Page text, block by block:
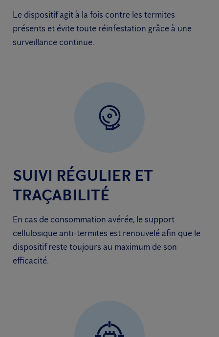
Le dispositif agit à la fois contre les termites
présents et évite toute réinfestation grâce à une
surveillance continue.
SUIVI RÉGULIER ET
TRAÇABILITÉ
En cas de consommation avérée, le support
cellulosique anti-termites est renouvelé afin que le
dispositif reste toujours au maximum de son
efficacité.